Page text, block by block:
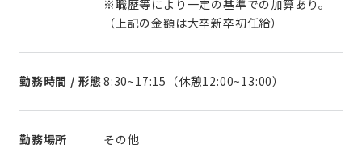
※職歴等により一定の基準での加算あり。
（上記の金額は大卒新卒初任給）
勤務時間 / 形態8:30~17:15（休憩12:00~13:00）
勤務場所 その他